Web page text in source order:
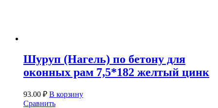
Шуруп (Нагель) по бетону для
оконных рам 7,5*182 желтый цинк
93.00 ₽ В корзину
Сравнить